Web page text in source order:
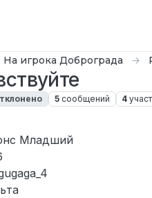
На игрока Доброграда
5 сообщений 4
Младший